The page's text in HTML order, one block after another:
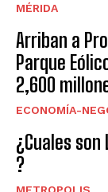
MÉRIDA
Arriban a
Parque
2,600
ECONOMÍA-
¿Cuales son
?
METROPOLIS